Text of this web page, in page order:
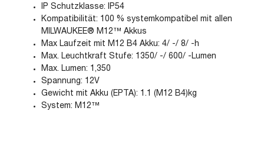
IP Schutzklasse: IP54
Kompatibilität: 100 % systemkompatibel mit allen
MILWAUKEE® M12™ Akkus
Max Laufzeit mit M12 B4 Akku: 4/ -/ 8/ -h
Max. Leuchtkraft Stufe: 1350/ -/ 600/ -Lumen
Max. Lumen: 1,350
Spannung: 12V
Gewicht mit Akku (EPTA): 1.1 (M12 B4)kg
System: M12™